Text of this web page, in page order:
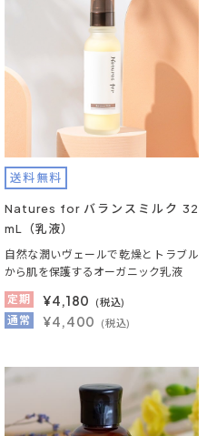
送料無料
Natures for バランスミルク 32
mL（乳液）
自然な潤いヴェールで乾燥とトラブル
から肌を保護するオーガニック乳液
定期
¥4,180 (税込)
通常 ¥4,400 (税込)